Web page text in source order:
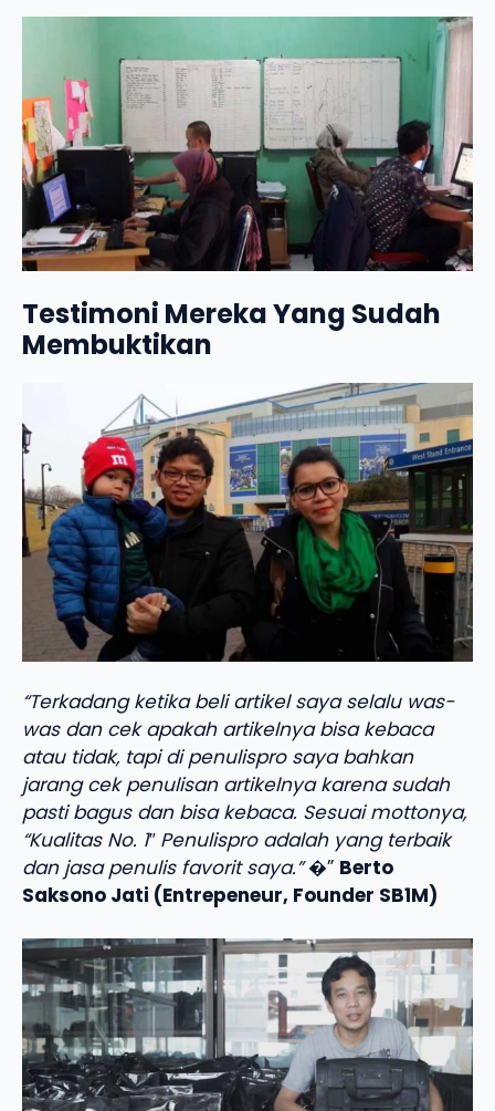
Testimoni Mereka Yang Sudah
Membuktikan
“Terkadang ketika beli artikel saya selalu was-
was dan cek apakah artikelnya bisa kebaca
atau tidak, tapi di penulispro saya bahkan
jarang cek penulisan artikelnya karena sudah
pasti bagus dan bisa kebaca. Sesuai mottonya,
“Kualitas No. 1″ Penulispro adalah yang terbaik
dan jasa penulis favorit saya.”�” Berto
Saksono Jati (Entrepeneur, Founder SB1M)